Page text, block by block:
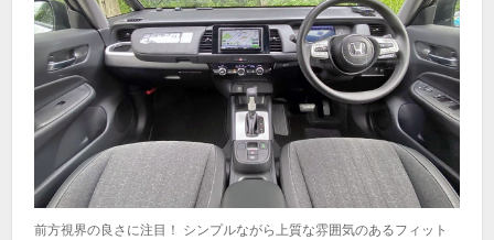
前方視界の良さに注目！ シンプルながら上質な雰囲気のあるフィット